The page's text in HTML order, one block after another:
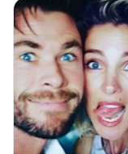
de beauté inhabituel.